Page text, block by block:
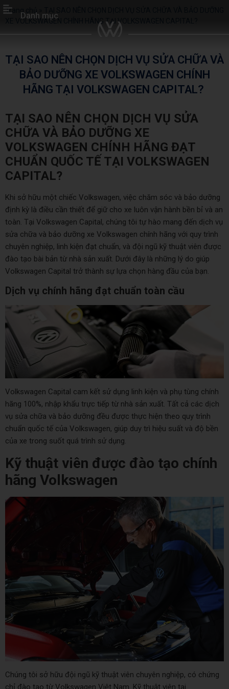
Danh mục
Trang chủ
XE VOLKSWAGEN CHÍNH HÃNG TẠI VOLKSWAGEN CAPITAL?
TẠI SAO NÊN CHỌN DỊCH VỤ SỬA CHỮA VÀ
BẢO DƯỠNG XE VOLKSWAGEN CHÍNH
HÃNG TẠI VOLKSWAGEN CAPITAL?
TẠI SAO NÊN CHỌN DỊCH VỤ SỬA
CHỮA VÀ BẢO DƯỠNG XE
VOLKSWAGEN CHÍNH HÃNG ĐẠT
CHUẨN QUỐC TẾ TẠI VOLKSWAGEN
CAPITAL?
Khi sở hữu một chiếc Volkswagen, việc chăm sóc và bảo dưỡng
định kỳ là điều cần thiết để giữ cho xe luôn vận hành bền bỉ và an
toàn. Tại Volkswagen Capital, chúng tôi tự hào mang đến dịch vụ
sửa chữa và bảo dưỡng xe Volkswagen chính hãng với quy trình
chuyên nghiệp, linh kiện đạt chuẩn, và đội ngũ kỹ thuật viên được
đào tạo bài bản từ nhà sản xuất. Dưới đây là những lý do giúp
Volkswagen Capital trở thành sự lựa chọn hàng đầu của bạn.
Dịch vụ chính hãng đạt chuẩn toàn cầu
Volkswagen Capital cam kết sử dụng linh kiện và phụ tùng chính
hãng 100%, nhập khẩu trực tiếp từ nhà sản xuất. Tất cả các dịch
vụ sửa chữa và bảo dưỡng đều được thực hiện theo quy trình
chuẩn quốc tế của Volkswagen, giúp duy trì hiệu suất và độ bền
của xe trong suốt quá trình sử dụng.
Kỹ thuật viên được đào tạo chính
hãng Volkswagen
Chúng tôi sở hữu đội ngũ kỹ thuật viên chuyên nghiệp, có chứng
chỉ đào tạo từ Volkswagen Việt Nam. Kỹ thuật viên tại